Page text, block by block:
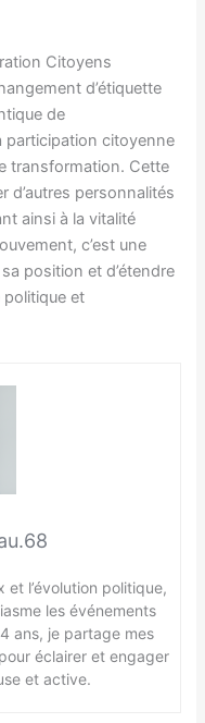
Citoyens
d’étiquette
de
participation citoyenne
transformation. Cette
d’autres personnalités
ainsi à la vitalité
c’est une
position et d’étendre
politique et
et l’évolution politique,
les événements
ans, je partage mes
éclairer et engager
et active.